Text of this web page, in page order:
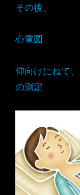
その後、
心電図
仰向けにねて
の測定